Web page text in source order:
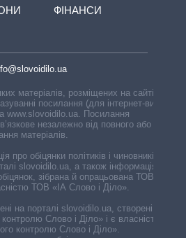
ФІНАНСИ
матеріалів, розміщених на сайті,
посилання (для інтернет-видань
www.slovoidilo.ua. Посилання
незалежно від повного або
матеріалів.
про обіцянки політиків і чиновників,
slovoidilo.ua, а також інформація про
зібрана й опрацьована ТОВ «ІА
ТОВ «ІА Слово і Діло».
на порталі slovoidilo.ua, створені ГО
Слово і Діло» і є власністю
контролю Слово і Діло».